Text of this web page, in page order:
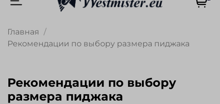
Главная
Рекомендации по выбору размера пиджака
Рекомендации по выбору
размера пиджака